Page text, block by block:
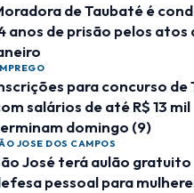
de Taubaté é
anos de prisão pelos atos
para concurso de
salários de até R$ 13 mil
domingo (9)
JOSE DOS CAMPOS
José terá aulão gratuito
pessoal para